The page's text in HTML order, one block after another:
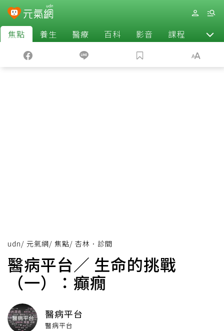
焦點 養生 醫療 百科 影音 課程 退休
udn/ 元氣網/ 焦點/ 杏林．診間
醫病平台／ 生命的挑戰
（一）：癲癇
醫病平台
醫病平台